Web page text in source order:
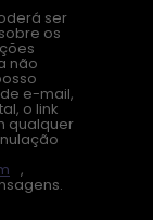
ser
os
não
e-mail,
o link
qualquer
,